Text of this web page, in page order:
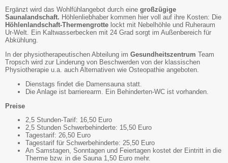
Ergänzt wird das Wohlfühlangebot durch eine großzügige
Saunalandschaft. Höhlenliebhaber kommen hier voll auf ihre Kosten: Die
Höhlenlandschaft-Thermengrotte lockt mit Nebelhöhle und Ruheraum
Ur-Welt. Ein Kaltwasserbecken mit 24 Grad sorgt im Außenbereich für
Abkühlung.
In der physiotherapeutischen Abteilung im Gesundheitszentrum Team
Tropsch wird zur Linderung von Beschwerden von der klassischen
Physiotherapie u.a. auch Alternativen wie Osteopathie angeboten.
Dienstags findet die Damensauna statt.
Die Anlage ist barrierearm. Ein Behinderten-WC ist vorhanden.
Preise
2,5 Stunden-Tarif: 16,50 Euro
2,5 Stunden Schwerbehinderte: 15,50 Euro
Tagestarif: 26,50 Euro
Tagestarif für Schwerbehinderte: 25,50 Euro
An Samstagen, Sonntagen und Feiertagen kostet der Eintritt in die
Therme bzw. in die Sauna 1,50 Euro mehr.